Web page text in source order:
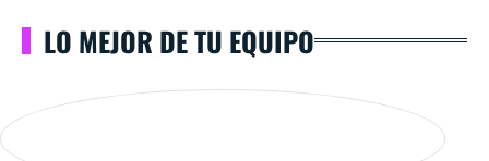
LO MEJOR DE TU EQUIPO